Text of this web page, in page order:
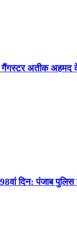
अतीक अहमद
दिन: पंजाब